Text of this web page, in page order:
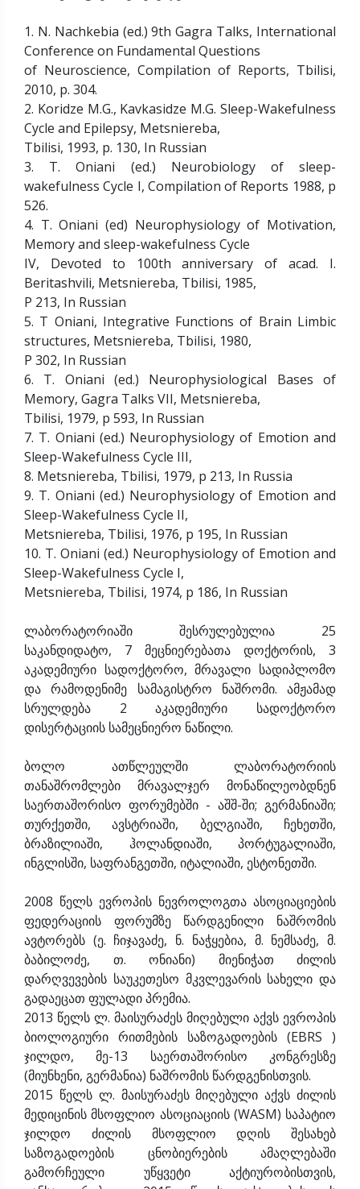
1. N. Nachkebia (ed.) 9th Gagra Talks, International
Conference on Fundamental Questions
of Neuroscience, Compilation of Reports, Tbilisi,
2010, p. 304.
2. Koridze M.G., Kavkasidze M.G. Sleep-Wakefulness
Cycle and Epilepsy, Metsniereba,
Tbilisi, 1993, p. 130, In Russian
3. T. Oniani (ed.) Neurobiology of sleep-
wakefulness Cycle I, Compilation of Reports 1988, p
526.
4. T. Oniani (ed) Neurophysiology of Motivation,
Memory and sleep-wakefulness Cycle
IV, Devoted to 100th anniversary of acad. I.
Beritashvili, Metsniereba, Tbilisi, 1985,
P 213, In Russian
5. T Oniani, Integrative Functions of Brain Limbic
structures, Metsniereba, Tbilisi, 1980,
P 302, In Russian
6. T. Oniani (ed.) Neurophysiological Bases of
Memory, Gagra Talks VII, Metsniereba,
Tbilisi, 1979, p 593, In Russian
7. T. Oniani (ed.) Neurophysiology of Emotion and
Sleep-Wakefulness Cycle III,
8. Metsniereba, Tbilisi, 1979, p 213, In Russia
9. T. Oniani (ed.) Neurophysiology of Emotion and
Sleep-Wakefulness Cycle II,
Metsniereba, Tbilisi, 1976, p 195, In Russian
10. T. Oniani (ed.) Neurophysiology of Emotion and
Sleep-Wakefulness Cycle I,
Metsniereba, Tbilisi, 1974, p 186, In Russian
ლაბორატორიაში შესრულებულია 25
საკანდიდატო, 7 მეცნიერებათა დოქტორის, 3
აკადემიური სადოქტორო, მრავალი სადიპლომო
და რამოდენიმე სამაგისტრო ნაშრომი. ამჟამად
სრულდება 2 აკადემიური სადოქტორო
დისერტაციის სამეცნიერო ნაწილი.
ბოლო ათწლეულში ლაბორატორიის
თანაშრომლები მრავალჯერ მონაწილეობდნენ
საერთაშორისო ფორუმებში - აშშ-ში; გერმანიაში;
თურქეთში, ავსტრიაში, ბელგიაში, ჩეხეთში,
ბრაზილიაში, ჰოლანდიაში, პორტუგალიაში,
ინგლისში, საფრანგეთში, იტალიაში, ესტონეთში.
2008 წელს ევროპის ნევროლოგთა ასოციაციების
ფედერაციის ფორუმზე წარდგენილი ნაშრომის
ავტორებს (ე. ჩიჯავაძე, ნ. ნაჭყებია, მ. ნემსაძე, მ.
ბაბილოძე, თ. ონიანი) მიენიჭათ ძილის
დარღვევების საუკეთესო მკვლევარის სახელი და
გადაეცათ ფულადი პრემია.
2013 წელს ლ. მაისურაძეს მიღებული აქვს ევროპის
ბიოლოგიური რითმების საზოგადოების (EBRS )
ჯილდო, მე-13 საერთაშორისო კონგრესზე
(მიუნხენი, გერმანია) ნაშრომის წარდგენისთვის.
2015 წელს ლ. მაისურაძეს მიღებული აქვს ძილის
მედიცინის მსოფლიო ასოციაციის (WASM) საპატიო
ჯილდო ძილის მსოფლიო დღის შესახებ
საზოგადოების ცნობიერების ამაღლებაში
გამორჩეული უწყვეტი აქტიურობისთვის,